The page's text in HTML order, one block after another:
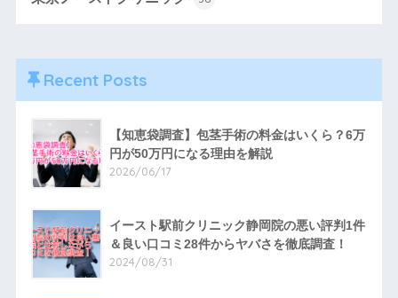
Recent Posts
【知恵袋調査】包茎手術の料金はいくら？6万
円が50万円になる理由を解説
2026/06/17
イースト駅前クリニック静岡院の悪い評判1件
＆良い口コミ28件からヤバさを徹底調査！
2024/08/31